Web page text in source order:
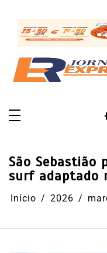
conteúdo
São Sebastião
surf adaptado
Início 2026